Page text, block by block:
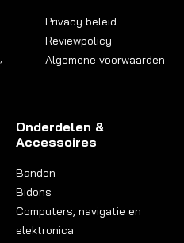
Privacy beleid
Reviewpolicy
Algemene voorwaarden
Onderdelen &
Accessoires
Banden
Bidons
Computers, navigatie en
elektronica